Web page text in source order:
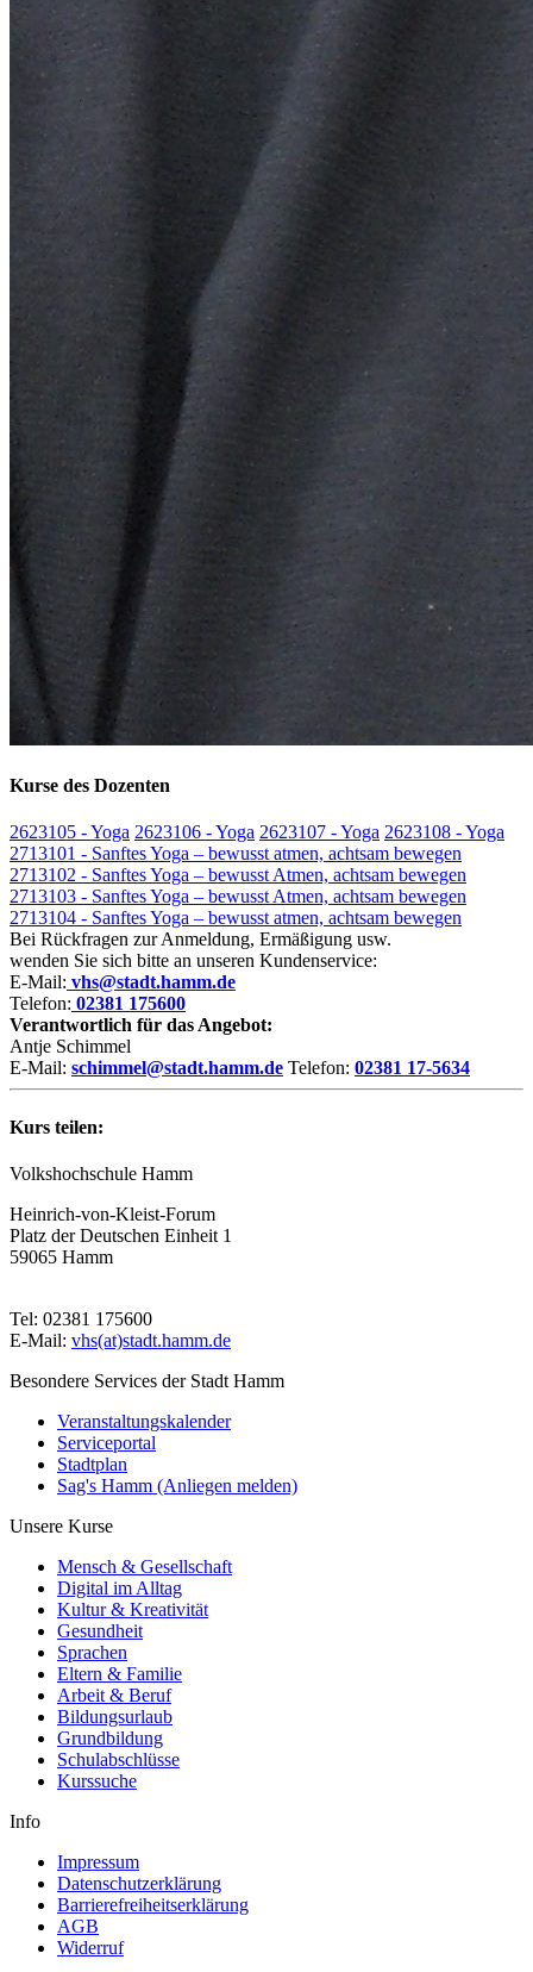
Kurse des Dozenten
2623105 - Yoga 2623106 - Yoga 2623107 - Yoga 2623108 - Yoga
2713101 - Sanftes Yoga – bewusst atmen, achtsam bewegen
2713102 - Sanftes Yoga – bewusst Atmen, achtsam bewegen
2713103 - Sanftes Yoga – bewusst Atmen, achtsam bewegen
2713104 - Sanftes Yoga – bewusst atmen, achtsam bewegen
Bei Rückfragen zur Anmeldung, Ermäßigung usw.
wenden Sie sich bitte an unseren Kundenservice:
E-Mail: vhs@stadt.hamm.de
Telefon: 02381 175600
Verantwortlich für das Angebot:
Antje Schimmel
E-Mail: schimmel@stadt.hamm.de Telefon: 02381 17-5634
Kurs teilen:
Volkshochschule Hamm
Heinrich-von-Kleist-Forum
Platz der Deutschen Einheit 1
59065 Hamm
Tel: 02381 175600
E-Mail: vhs(at)stadt.hamm.de
Besondere Services der Stadt Hamm
Veranstaltungskalender
Serviceportal
Stadtplan
Sag's Hamm (Anliegen melden)
Unsere Kurse
Mensch & Gesellschaft
Digital im Alltag
Kultur & Kreativität
Gesundheit
Sprachen
Eltern & Familie
Arbeit & Beruf
Bildungsurlaub
Grundbildung
Schulabschlüsse
Kurssuche
Info
Impressum
Datenschutzerklärung
Barrierefreiheitserklärung
AGB
Widerruf